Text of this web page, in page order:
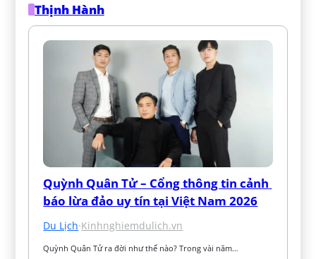
Thịnh Hành
Quỳnh Quân Tử – Cổng thông tin cảnh
báo lừa đảo uy tín tại Việt Nam 2026
Du Lịch·Kinhnghiemdulich.vn
Quỳnh Quân Tử ra đời như thế nào? Trong vài năm…